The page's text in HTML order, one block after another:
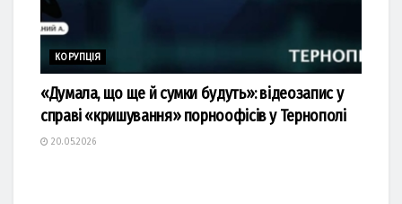
КОРУПЦІЯ
«Думала, що ще й сумки будуть»: відеозапис у
справі «кришування» порноофісів у Тернополі
20.05.2026